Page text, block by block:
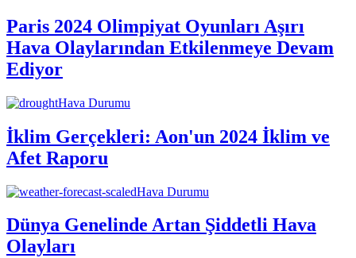
Paris 2024 Olimpiyat Oyunları Aşırı
Hava Olaylarından Etkilenmeye Devam
Ediyor
Hava Durumu
İklim Gerçekleri: Aon'un 2024 İklim ve
Afet Raporu
Hava Durumu
Dünya Genelinde Artan Şiddetli Hava
Olayları